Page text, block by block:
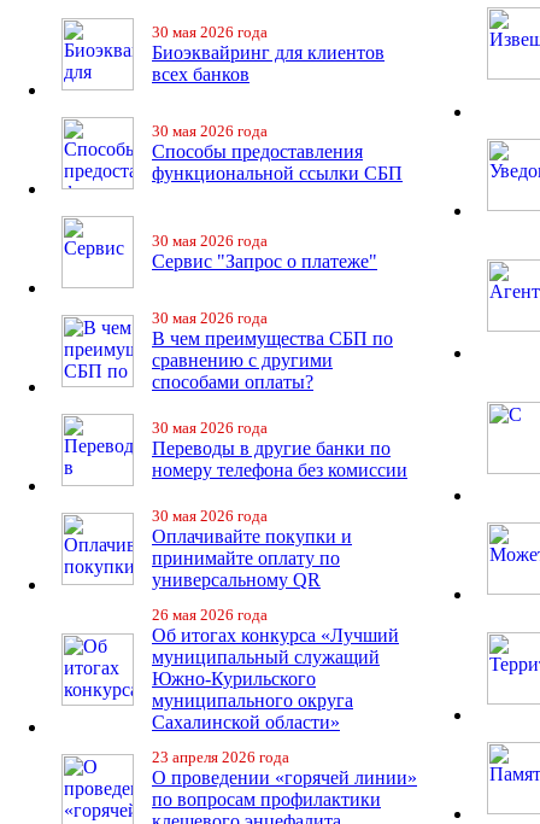
30 мая 2026 года
Биоэквайринг для клиентов
всех банков
30 мая 2026 года
Способы предоставления
функциональной ссылки СБП
30 мая 2026 года
Сервис "Запрос о платеже"
30 мая 2026 года
В чем преимущества СБП по
сравнению с другими
способами оплаты?
30 мая 2026 года
Переводы в другие банки по
номеру телефона без комиссии
30 мая 2026 года
Оплачивайте покупки и
принимайте оплату по
универсальному QR
26 мая 2026 года
Об итогах конкурса «Лучший
муниципальный служащий
Южно-Курильского
муниципального округа
Сахалинской области»
23 апреля 2026 года
О проведении «горячей линии»
по вопросам профилактики